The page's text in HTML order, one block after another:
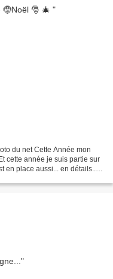
du net Cette Année mon
cette année je suis partie sur
en place aussi... en détails...